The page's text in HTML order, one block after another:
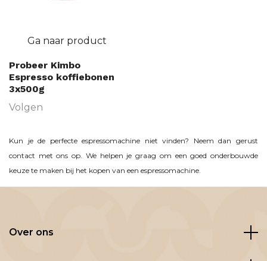
Ga naar product
Probeer Kimbo
Espresso koffiebonen
3x500g
Volgen
Kun je de perfecte espressomachine niet vinden? Neem dan gerust
contact met ons op. We helpen je graag om een goed onderbouwde
keuze te maken bij het kopen van een espressomachine.
Over ons